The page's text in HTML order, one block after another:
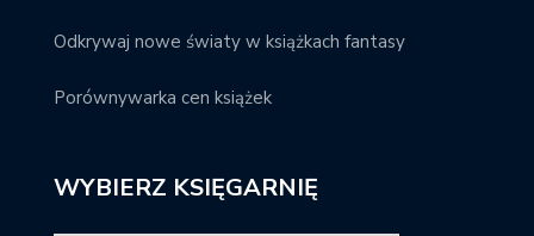
Odkrywaj nowe światy w książkach fantasy
Porównywarka cen książek
WYBIERZ KSIĘGARNIĘ